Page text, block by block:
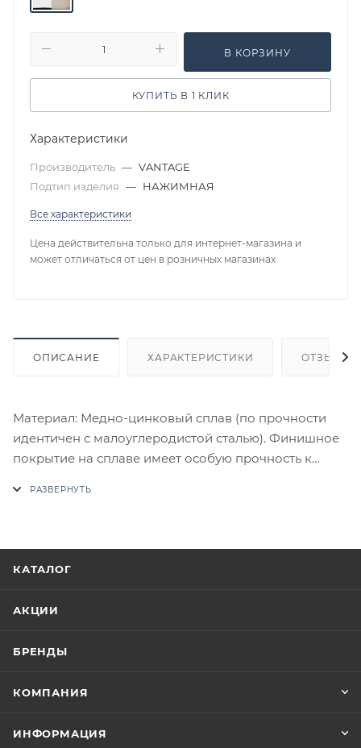
В КОРЗИНУ
КУПИТЬ В 1 КЛИК
Характеристики
Производитель — VANTAGE
Подтип изделия — НАЖИМНАЯ
Все характеристики
Цена действительна только для интернет-магазина и
может отличаться от цен в розничных магазинах
ОПИСАНИЕ ХАРАКТЕРИСТИКИ ОТЗЫВЫ
Материал: Медно-цинковый сплав (по прочности
идентичен с малоуглеродистой сталью). Финишное
покрытие на сплаве имеет особую прочность к
утверждение заказчика.
Цены на сайте не являются оптовыми и
приходит письмо только для подтверждения, что
КАТАЛОГ
АКЦИИ
БРЕНДЫ
КОМПАНИЯ
ИНФОРМАЦИЯ